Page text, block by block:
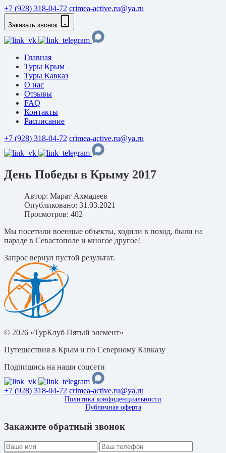
+7 (928) 318-04-72 crimea-active.ru@ya.ru
Заказать звонок
Главная
Туры Крым
Туры Кавказ
О нас
Отзывы
FAQ
Контакты
Расписание
+7 (928) 318-04-72 crimea-active.ru@ya.ru
День Победы в Крыму 2017
Автор: Марат Ахмадеев
Опубликовано: 31.03.2021
Просмотров: 402
Мы посетили военные объекты, ходили в поход, были на
параде в Севастополе и многое другое!
Запрос вернул пустой результат.
© 2026 «ТурКлуб Пятый элемент»
Путешествия в Крым и по Северному Кавказу
Подпишись на наши соцсети
+7 (928) 318-04-72 crimea-active.ru@ya.ru
Политика конфиденциальности
Публичная оферта
Закажите обратный звонок